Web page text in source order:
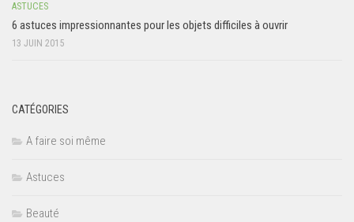
ASTUCES
6 astuces impressionnantes pour les objets difficiles à ouvrir
13 JUIN 2015
CATÉGORIES
A faire soi même
Astuces
Beauté